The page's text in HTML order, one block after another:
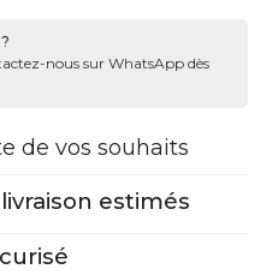
nous sur WhatsApp dès
de vos souhaits
estimés